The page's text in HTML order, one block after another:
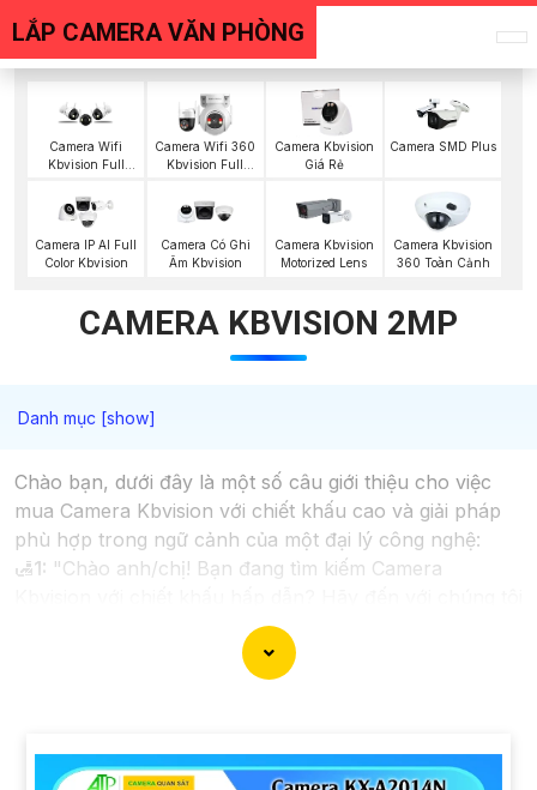
LẮP CAMERA VĂN PHÒNG
Camera Wifi
Kbvision Full
Camera Wifi 360
Kbvision Full
Camera Kbvision
Giá Rẻ
Camera SMD Plus
Camera IP AI Full
Color Kbvision
Camera Có Ghi
Âm Kbvision
Camera Kbvision
Motorized Lens
Camera Kbvision
360 Toàn Cảnh
CAMERA KBVISION 2MP
Chào bạn, dưới đây là một số câu giới thiệu cho việc
mua Camera Kbvision với chiết khấu cao và giải pháp
phù hợp trong ngữ cảnh của một đại lý công nghệ:
🛃1: "Chào anh/chị! Bạn đang tìm kiếm Camera
để nhận ưu đãi đặc biệt và được tư vấn về giải pháp
chính xác nhất cho nhu cầu an ninh của bạn!"
"Bạn muốn mua Camera Kbvision với giá ưu đãi
nghiệm!"